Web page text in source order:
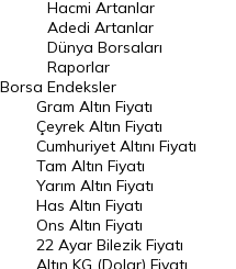
Hacmi Artanlar
Geçmiş Kapanışlar
Dünya Borsaları
Raporlar
Endeksler
DÖVİZ
Döviz Kuru
Dolar Kuru
Borsa
Hacmi Artanlar
Adedi Artanlar
Dünya Borsaları
Raporlar
Endeksler
Gram Altın Fiyatı
Çeyrek Altın Fiyatı
Cumhuriyet Altını Fiyatı
Tam Altın Fiyatı
Yarım Altın Fiyatı
Has Altın Fiyatı
Ons Altın Fiyatı
22 Ayar Bilezik Fiyatı
Altın KG (Dolar) Fiyatı